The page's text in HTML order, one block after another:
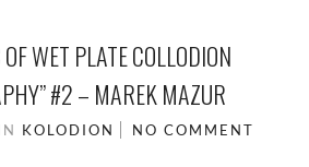
WET PLATE COLLODION
#2 – MAREK MAZUR
KOLODION NO COMMENT